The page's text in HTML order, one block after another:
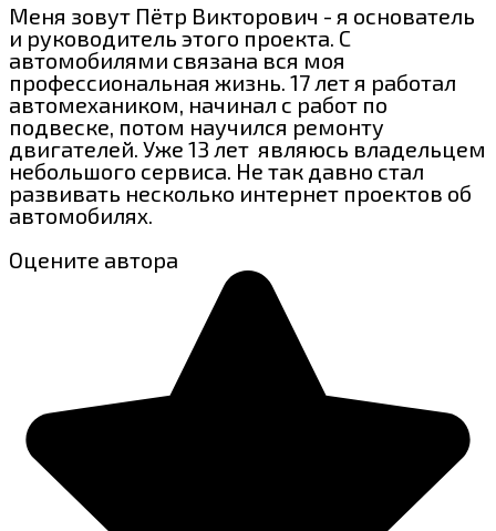
Меня зовут Пётр Викторович - я основатель
и руководитель этого проекта. С
автомобилями связана вся моя
профессиональная жизнь. 17 лет я работал
автомехаником, начинал с работ по
подвеске, потом научился ремонту
двигателей. Уже 13 лет являюсь владельцем
небольшого сервиса. Не так давно стал
развивать несколько интернет проектов об
автомобилях.
Оцените автора